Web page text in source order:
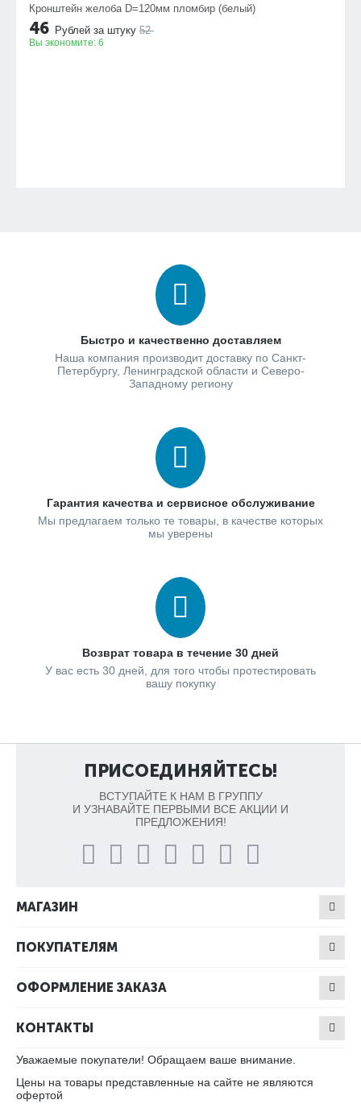
Кронштейн желоба D=120мм пломбир (белый)
46 Рублей за штуку 52
Вы экономите: 6
Быстро и качественно доставляем
Наша компания производит доставку по Санкт-
Петербургу, Ленинградской области и Северо-
Западному региону
Гарантия качества и сервисное обслуживание
Мы предлагаем только те товары, в качестве которых
мы уверены
Возврат товара в течение 30 дней
У вас есть 30 дней, для того чтобы протестировать
вашу покупку
ПРИСОЕДИНЯЙТЕСЬ!
ВСТУПАЙТЕ К НАМ В ГРУППУ
И УЗНАВАЙТЕ ПЕРВЫМИ ВСЕ АКЦИИ И
ПРЕДЛОЖЕНИЯ!
МАГАЗИН
ПОКУПАТЕЛЯМ
ОФОРМЛЕНИЕ ЗАКАЗА
КОНТАКТЫ
Уважаемые покупатели! Обращаем ваше внимание.
Цены на товары представленные на сайте не являются
офертой